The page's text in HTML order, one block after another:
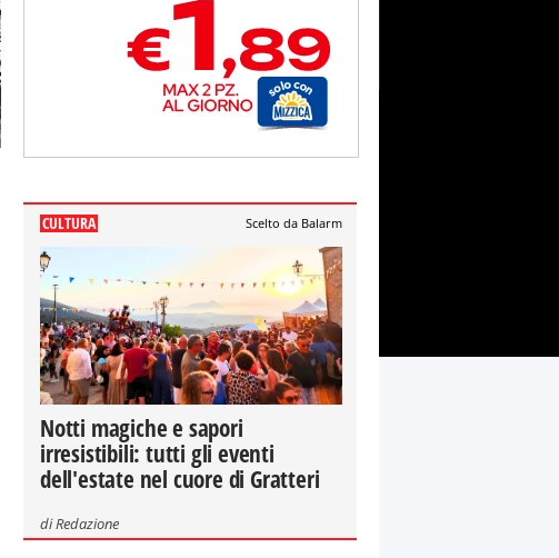
CULTURA Scelto da Balarm
Notti magiche e sapori
irresistibili: tutti gli eventi
dell'estate nel cuore di Gratteri
diRedazione